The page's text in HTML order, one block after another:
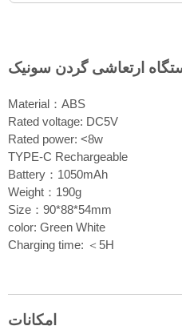
Material：ABS
Rated voltage: DC5V
Rated power: <8w
TYPE-C Rechargeable
Battery：1050mAh
Weight：190g
Size：90*88*54mm
color: Green White
Charging time: ＜5H
امکانات